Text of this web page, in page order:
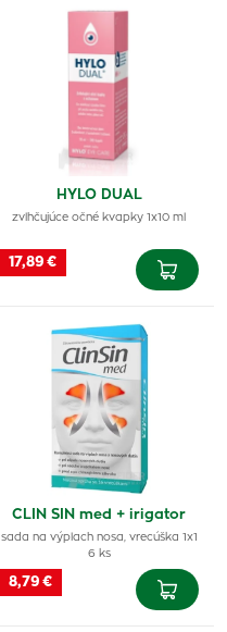
HYLO DUAL
zvlhčujúce očné kvapky 1x10 ml
17,89 €
CLIN SIN med + irigator
sada na výplach nosa, vrecúška 1x1
6 ks
8,79 €